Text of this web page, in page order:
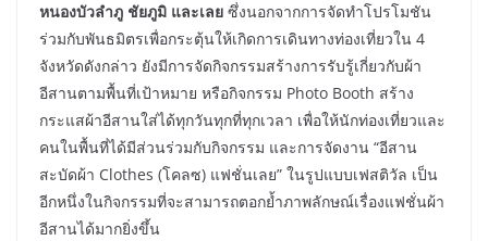
หนองบัวลำภู ชัยภูมิ และเลย ซึ่งนอกจากการจัดทำโปรโมชัน
ร่วมกับพันธมิตรเพื่อกระตุ้นให้เกิดการเดินทางท่องเที่ยวใน 4
จังหวัดดังกล่าว ยังมีการจัดกิจกรรมสร้างการรับรู้เกี่ยวกับผ้า
อีสานตามพื้นที่เป้าหมาย หรือกิจกรรม Photo Booth สร้าง
กระแสผ้าอีสานใส่ได้ทุกวันทุกที่ทุกเวลา เพื่อให้นักท่องเที่ยวและ
คนในพื้นที่ได้มีส่วนร่วมกับกิจกรรม และการจัดงาน “อีสาน
สะบัดผ้า Clothes (โคลซ) แฟชั่นเลย” ในรูปแบบเฟสติวัล เป็น
อีกหนึ่งในกิจกรรมที่จะสามารถตอกย้ำภาพลักษณ์เรื่องแฟชั่นผ้า
อีสานได้มากยิ่งขึ้น